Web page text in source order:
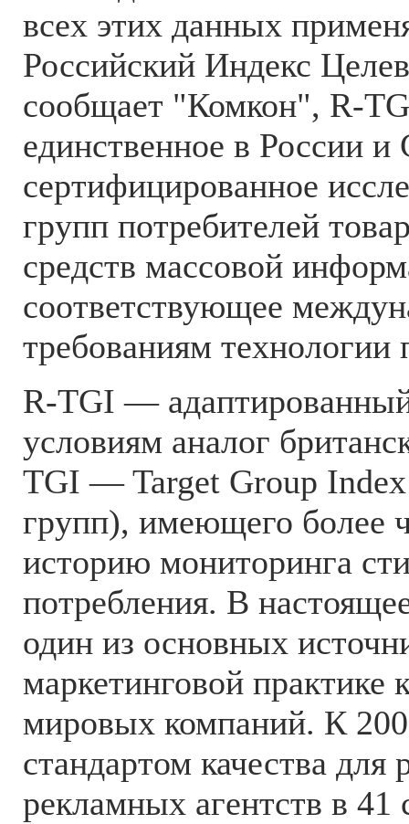
всех этих данных
Российский Индекс
сообщает "Комкон", R-
единственное в России
сертифицированное
групп потребителей
средств массовой
соответствующее
требованиям технологии
R-TGI —
условиям аналог
TGI — Target Group
групп), имеющего более
историю мониторинга
потребления. В
один из основных
маркетинговой практике
мировых компаний. К
стандартом качества для
рекламных агентств в 41